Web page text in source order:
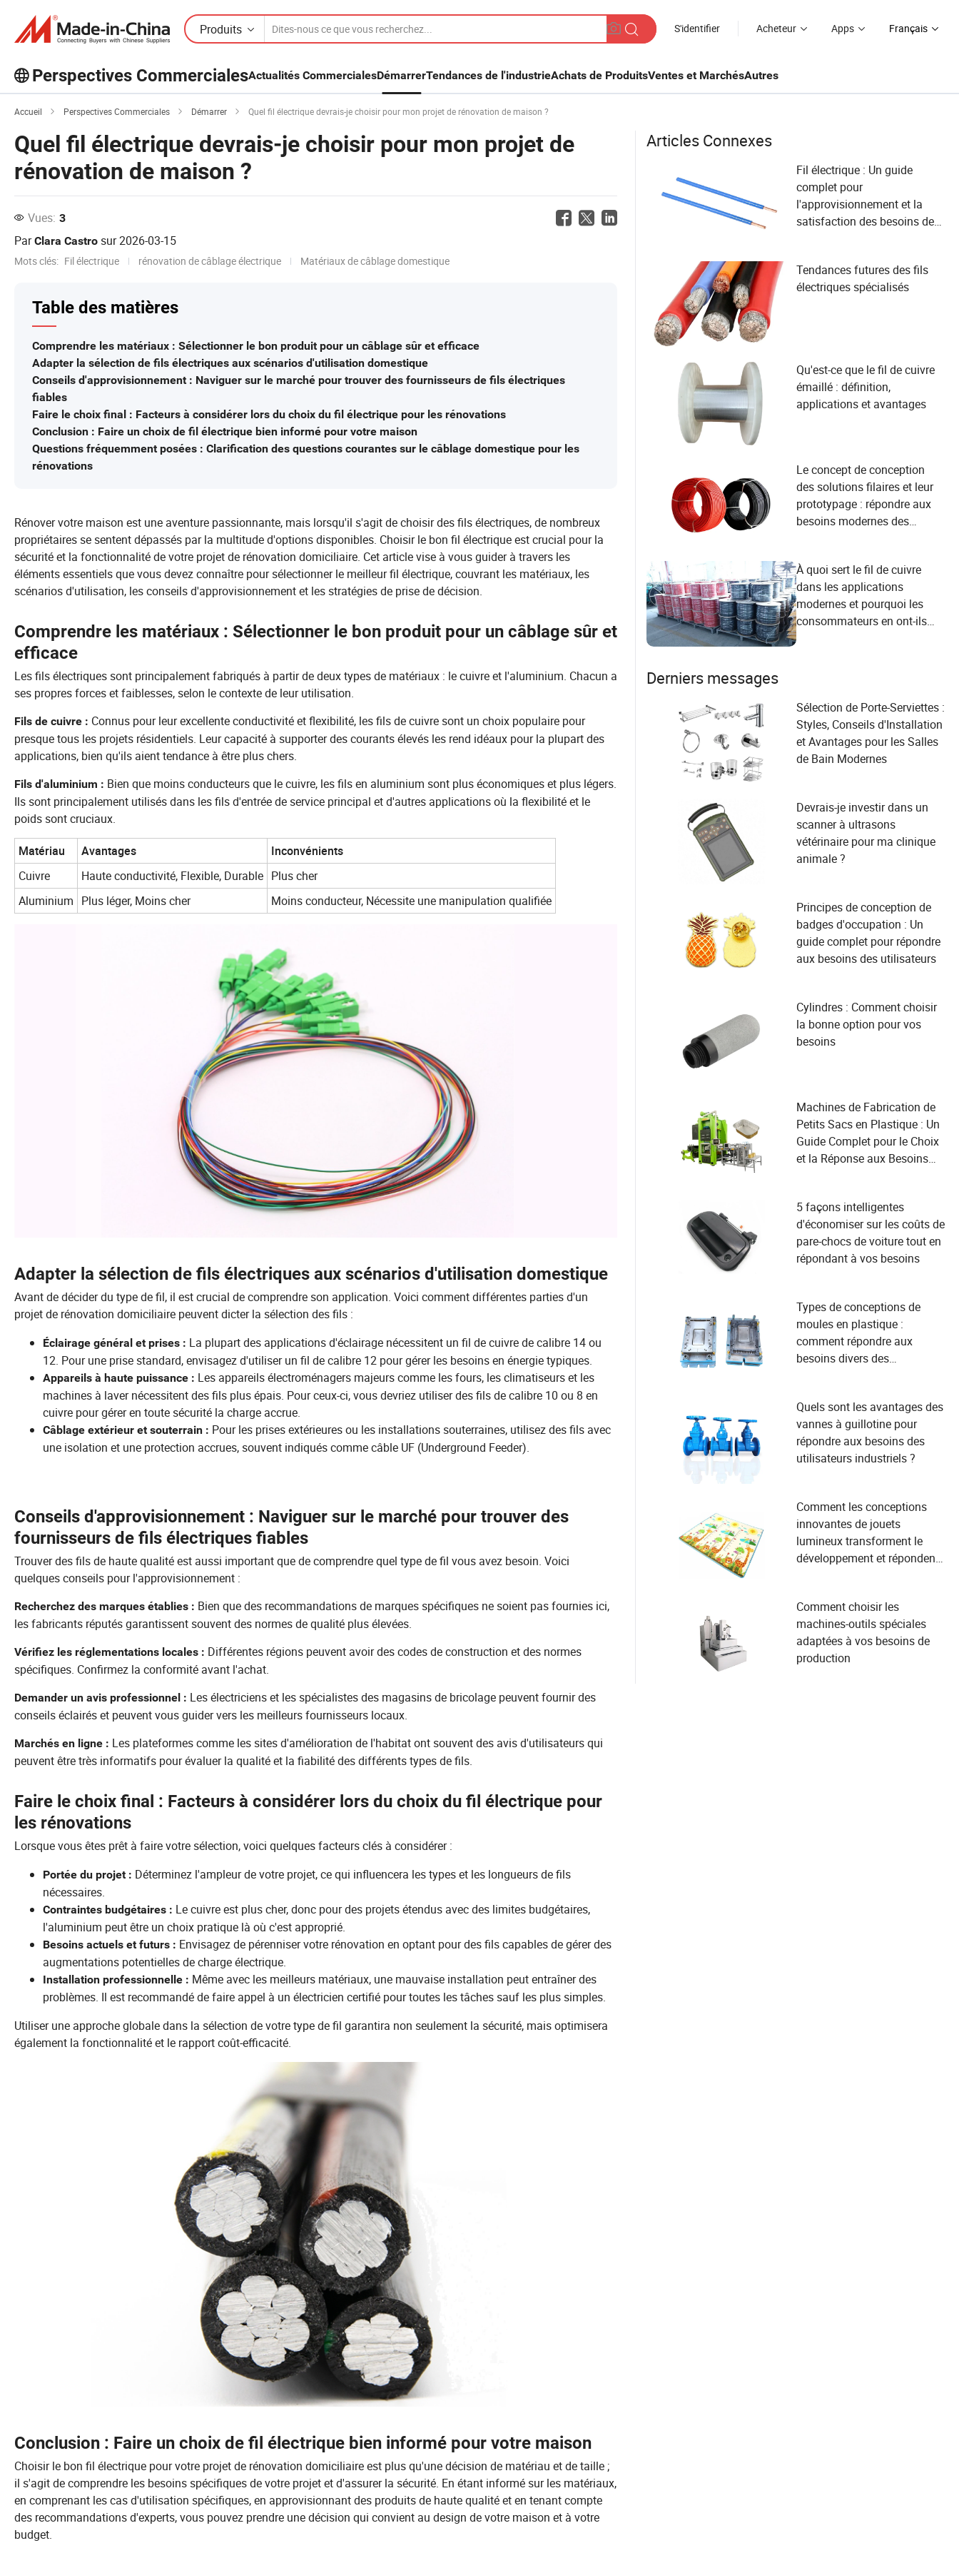
Produits S'identifier Acheteur Apps Français
Perspectives CommercialesActualités CommercialesDémarrerTendances de l'industrieAchats de ProduitsVentes et MarchésAutres
Accueil Perspectives Commerciales Démarrer Quel fil électrique devrais-je choisir pour mon projet de rénovation de maison ?
Quel fil électrique devrais-je choisir pour mon projet de
rénovation de maison ?
Vues: 3
ParClara Castro sur2026-03-15
Mots clés: Fil électrique rénovation de câblage électrique Matériaux de câblage domestique
Table des matières
Comprendre les matériaux : Sélectionner le bon produit pour un câblage sûr et efficace
Adapter la sélection de fils électriques aux scénarios d'utilisation domestique
Conseils d'approvisionnement : Naviguer sur le marché pour trouver des fournisseurs de fils électriques
fiables
Faire le choix final : Facteurs à considérer lors du choix du fil électrique pour les rénovations
Conclusion : Faire un choix de fil électrique bien informé pour votre maison
Questions fréquemment posées : Clarification des questions courantes sur le câblage domestique pour les
rénovations
Rénover votre maison est une aventure passionnante, mais lorsqu'il s'agit de choisir des fils électriques, de nombreux
propriétaires se sentent dépassés par la multitude d'options disponibles. Choisir le bon fil électrique est crucial pour la
sécurité et la fonctionnalité de votre projet de rénovation domiciliaire. Cet article vise à vous guider à travers les
éléments essentiels que vous devez connaître pour sélectionner le meilleur fil électrique, couvrant les matériaux, les
scénarios d'utilisation, les conseils d'approvisionnement et les stratégies de prise de décision.
Comprendre les matériaux : Sélectionner le bon produit pour un câblage sûr et
efficace
Les fils électriques sont principalement fabriqués à partir de deux types de matériaux : le cuivre et l'aluminium. Chacun a
ses propres forces et faiblesses, selon le contexte de leur utilisation.
Fils de cuivre : Connus pour leur excellente conductivité et flexibilité, les fils de cuivre sont un choix populaire pour
presque tous les projets résidentiels. Leur capacité à supporter des courants élevés les rend idéaux pour la plupart des
applications, bien qu'ils aient tendance à être plus chers.
Fils d'aluminium : Bien que moins conducteurs que le cuivre, les fils en aluminium sont plus économiques et plus légers.
Ils sont principalement utilisés dans les fils d'entrée de service principal et d'autres applications où la flexibilité et le
poids sont cruciaux.
Matériau Avantages
Inconvénients
Cuivre
Haute conductivité, Flexible, Durable Plus cher
Aluminium Plus léger, Moins cher Moins conducteur, Nécessite une manipulation qualifiée
Adapter la sélection de fils électriques aux scénarios d'utilisation domestique
Avant de décider du type de fil, il est crucial de comprendre son application. Voici comment différentes parties d'un
projet de rénovation domiciliaire peuvent dicter la sélection des fils :
Éclairage général et prises : La plupart des applications d'éclairage nécessitent un fil de cuivre de calibre 14 ou
12. Pour une prise standard, envisagez d'utiliser un fil de calibre 12 pour gérer les besoins en énergie typiques.
Appareils à haute puissance : Les appareils électroménagers majeurs comme les fours, les climatiseurs et les
machines à laver nécessitent des fils plus épais. Pour ceux-ci, vous devriez utiliser des fils de calibre 10 ou 8 en
cuivre pour gérer en toute sécurité la charge accrue.
Câblage extérieur et souterrain : Pour les prises extérieures ou les installations souterraines, utilisez des fils avec
une isolation et une protection accrues, souvent indiqués comme câble UF (Underground Feeder).
Conseils d'approvisionnement : Naviguer sur le marché pour trouver des
fournisseurs de fils électriques fiables
Trouver des fils de haute qualité est aussi important que de comprendre quel type de fil vous avez besoin. Voici
quelques conseils pour l'approvisionnement :
Recherchez des marques établies : Bien que des recommandations de marques spécifiques ne soient pas fournies ici,
les fabricants réputés garantissent souvent des normes de qualité plus élevées.
Vérifiez les réglementations locales : Différentes régions peuvent avoir des codes de construction et des normes
spécifiques. Confirmez la conformité avant l'achat.
Demander un avis professionnel : Les électriciens et les spécialistes des magasins de bricolage peuvent fournir des
conseils éclairés et peuvent vous guider vers les meilleurs fournisseurs locaux.
Marchés en ligne : Les plateformes comme les sites d'amélioration de l'habitat ont souvent des avis d'utilisateurs qui
peuvent être très informatifs pour évaluer la qualité et la fiabilité des différents types de fils.
Faire le choix final : Facteurs à considérer lors du choix du fil électrique pour
les rénovations
Lorsque vous êtes prêt à faire votre sélection, voici quelques facteurs clés à considérer :
Portée du projet : Déterminez l'ampleur de votre projet, ce qui influencera les types et les longueurs de fils
nécessaires.
Contraintes budgétaires : Le cuivre est plus cher, donc pour des projets étendus avec des limites budgétaires,
l'aluminium peut être un choix pratique là où c'est approprié.
Besoins actuels et futurs : Envisagez de pérenniser votre rénovation en optant pour des fils capables de gérer des
augmentations potentielles de charge électrique.
Installation professionnelle : Même avec les meilleurs matériaux, une mauvaise installation peut entraîner des
problèmes. Il est recommandé de faire appel à un électricien certifié pour toutes les tâches sauf les plus simples.
Utiliser une approche globale dans la sélection de votre type de fil garantira non seulement la sécurité, mais optimisera
également la fonctionnalité et le rapport coût-efficacité.
Conclusion : Faire un choix de fil électrique bien informé pour votre maison
Choisir le bon fil électrique pour votre projet de rénovation domiciliaire est plus qu'une décision de matériau et de taille ;
il s'agit de comprendre les besoins spécifiques de votre projet et d'assurer la sécurité. En étant informé sur les matériaux,
en comprenant les cas d'utilisation spécifiques, en approvisionnant des produits de haute qualité et en tenant compte
des recommandations d'experts, vous pouvez prendre une décision qui convient au design de votre maison et à votre
budget.
Articles Connexes
Fil électrique : Un guide
complet pour
l'approvisionnement et la
satisfaction des besoins des
Tendances futures des fils
électriques spécialisés
Qu'est-ce que le fil de cuivre
émaillé : définition,
applications et avantages
Le concept de conception
des solutions filaires et leur
prototypage : répondre aux
besoins modernes des
À quoi sert le fil de cuivre
dans les applications
modernes et pourquoi les
consommateurs en ont-ils
Derniers messages
Sélection de Porte-Serviettes :
Styles, Conseils d'Installation
et Avantages pour les Salles
de Bain Modernes
Devrais-je investir dans un
scanner à ultrasons
vétérinaire pour ma clinique
animale ?
Principes de conception de
badges d'occupation : Un
guide complet pour répondre
aux besoins des utilisateurs
Cylindres : Comment choisir
la bonne option pour vos
besoins
Machines de Fabrication de
Petits Sacs en Plastique : Un
Guide Complet pour le Choix
et la Réponse aux Besoins
5 façons intelligentes
d'économiser sur les coûts de
pare-chocs de voiture tout en
répondant à vos besoins
Types de conceptions de
moules en plastique :
comment répondre aux
besoins divers des
Quels sont les avantages des
vannes à guillotine pour
répondre aux besoins des
utilisateurs industriels ?
Comment les conceptions
innovantes de jouets
lumineux transforment le
développement et répondent
Comment choisir les
machines-outils spéciales
adaptées à vos besoins de
production